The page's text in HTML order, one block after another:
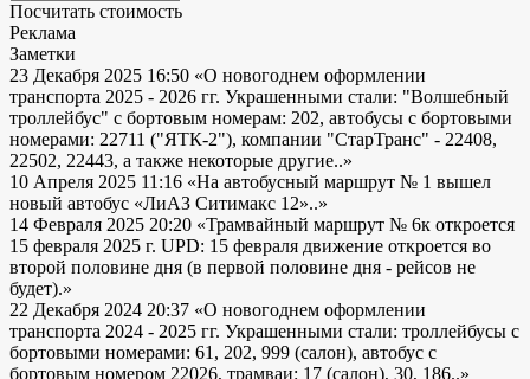
Посчитать стоимость
Реклама
Заметки
23 Декабря 2025 16:50 «О новогоднем оформлении
транспорта 2025 - 2026 гг. Украшенными стали: "Волшебный
троллейбус" с бортовым номерам: 202, автобусы с бортовыми
номерами: 22711 ("ЯТК-2"), компании "СтарТранс" - 22408,
22502, 22443, а также некоторые другие..»
10 Апреля 2025 11:16 «На автобусный маршрут № 1 вышел
новый автобус «ЛиАЗ Ситимакс 12»..»
14 Февраля 2025 20:20 «Трамвайный маршрут № 6к откроется
15 февраля 2025 г. UPD: 15 февраля движение откроется во
второй половине дня (в первой половине дня - рейсов не
будет).»
22 Декабря 2024 20:37 «О новогоднем оформлении
транспорта 2024 - 2025 гг. Украшенными стали: троллейбусы с
бортовыми номерами: 61, 202, 999 (салон), автобус с
бортовым номером 22026, трамваи: 17 (салон), 30, 186..»